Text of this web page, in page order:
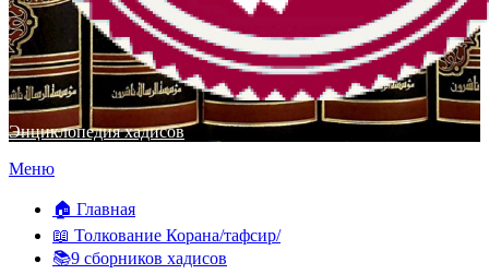
Энциклопедия хадисов
Перейти
содержимому
Меню
🏠 Главная
📖 Толкование Корана/тафсир/
📚9 сборников хадисов